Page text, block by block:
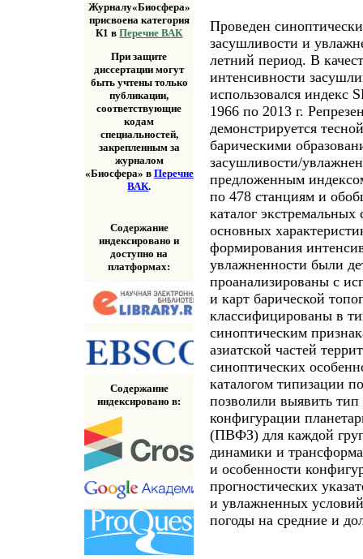
Журналу«Биосфера»
присвоена категория
К1 вПеречне ВАК
При защите
диссертации могут
быть учтены только
публикации,
соответствующие
кодам
специальностей,
закрепленным за
журналом
«Биосфера» в Перечне
ВАК.
Содержание
индексировано и
доступно на
платформах:
Содержание
индексировано в:
Проведен
засушливости и
летний период. В
интенсивности
использовался индекс
1966 по 2013 г.
демонстрируется
барическими
засушливости/
предложенным
по 478 станциям и
каталог
основных
формирования
увлажненности были
проанализированы с
и карт барической
классифицированы в
синоптическим
азиатской частей
синоптических
каталогом типизации
позволили выявить
конфигурации
(ПВФЗ) для каждой
динамики и
и особенности
прогностических
и увлажненных
погоды на средние и